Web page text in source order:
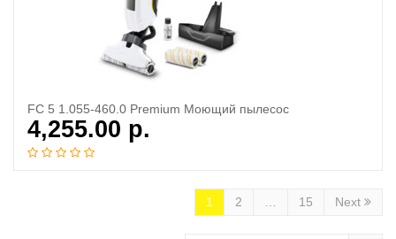
FC 5 1.055-460.0 Premium Моющий пылесос
4,255.00 р.
1 2 15 Next